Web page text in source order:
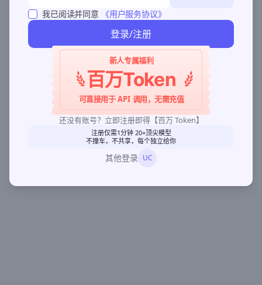
我已阅读并同意
《用户服务协议》
登录/注册
新人专属福利
百万Token
可直接用于 API 调用，无需充值
还没有账号？立即注册即得【百万 Token】
注册仅需1分钟 20+顶尖模型
不撞车，不共享，每个独立给你
其他登录 UC